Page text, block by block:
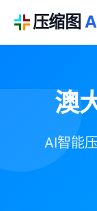
压缩图
澳
AI智能